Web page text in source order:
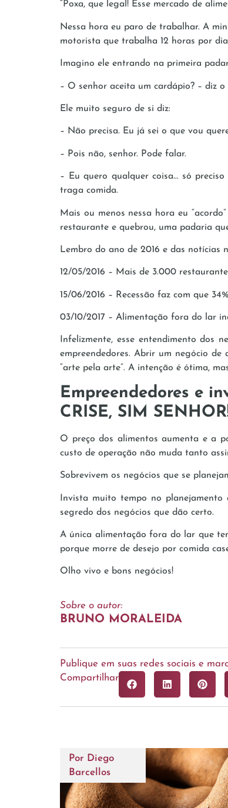
“Poxa, que legal! Esse mercado de
Nessa hora eu paro de trabalhar. A
motorista que trabalha 12 horas por
Imagino ele entrando na primeira
– O senhor aceita um cardápio? – diz
Ele muito seguro de si diz:
– Não precisa. Eu já sei o que vou
– Pois não, senhor. Pode falar.
– Eu quero qualquer coisa… só
traga comida.
Mais ou menos nessa hora eu
restaurante e quebrou, uma padaria
Lembro do ano de 2016 e das notícias
12/05/2016 – Mais de 3.000
15/06/2016 – Recessão faz com que
03/10/2017 – Alimentação fora do lar
Infelizmente, esse entendimento dos
empreendedores. Abrir um negócio
“arte pela arte”. A intenção é ótima,
Empreendedores e
CRISE, SIM
O preço dos alimentos aumenta e a
custo de operação não muda tanto
Sobrevivem os negócios que se
Invista muito tempo no planejamento
segredo dos negócios que dão certo.
A única alimentação fora do lar que
porque morre de desejo por comida
Olho vivo e bons negócios!
Sobre o autor:
BRUNO MORALEIDA
Publique em suas redes sociais e
Compartilhar
Por Diego
Barcellos